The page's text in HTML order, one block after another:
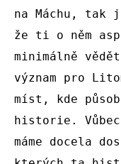
na Máchu, tak
že ti o něm
minimálně
význam pro
míst, kde
historie.
máme docela